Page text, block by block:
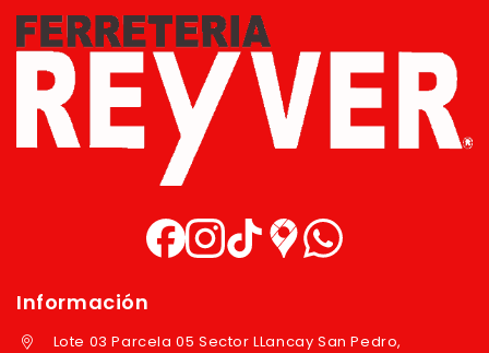
Información
Lote 03 Parcela 05 Sector LLancay San Pedro,